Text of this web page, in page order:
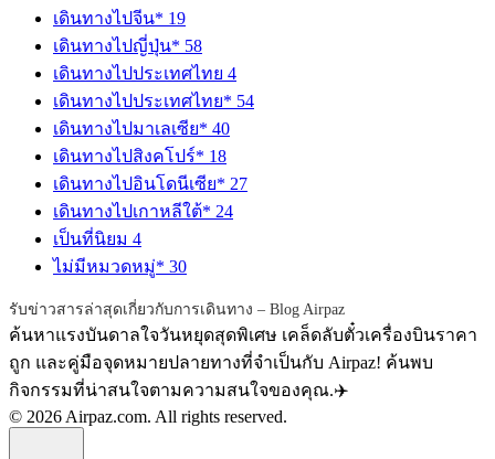
เดินทางไปจีน* 19
เดินทางไปญี่ปุ่น* 58
เดินทางไปประเทศไทย 4
เดินทางไปประเทศไทย* 54
เดินทางไปมาเลเซีย* 40
เดินทางไปสิงคโปร์* 18
เดินทางไปอินโดนีเซีย* 27
เดินทางไปเกาหลีใต้* 24
เป็นที่นิยม 4
ไม่มีหมวดหมู่* 30
รับข่าวสารล่าสุดเกี่ยวกับการเดินทาง – Blog Airpaz
ค้นหาแรงบันดาลใจวันหยุดสุดพิเศษ เคล็ดลับตั๋วเครื่องบินราคา
ถูก และคู่มือจุดหมายปลายทางที่จำเป็นกับ Airpaz! ค้นพบ
กิจกรรมที่น่าสนใจตามความสนใจของคุณ.✈️
© 2026 Airpaz.com. All rights reserved.